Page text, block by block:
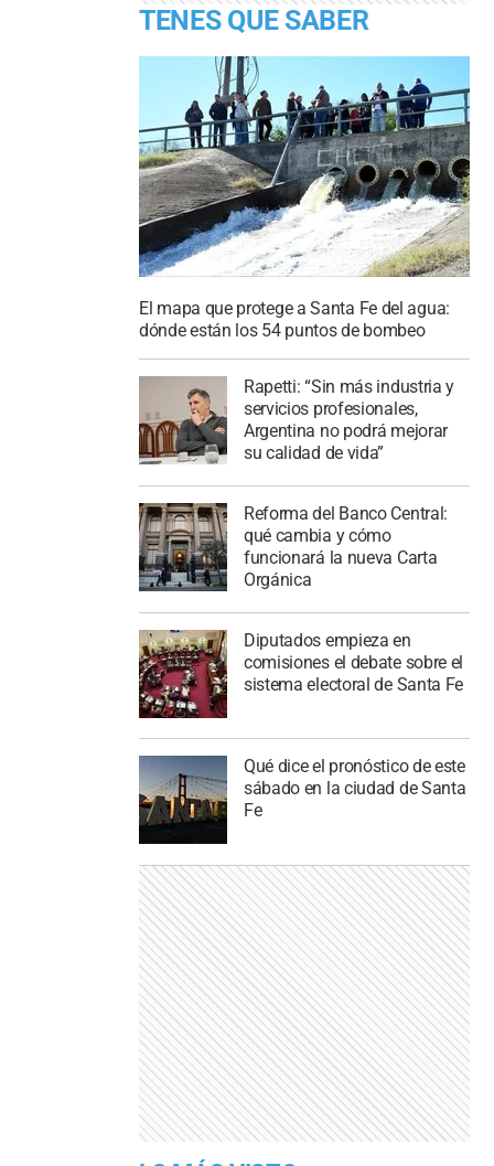
TENES QUE SABER
El mapa que protege a Santa Fe del agua:
dónde están los 54 puntos de bombeo
Rapetti: “Sin más industria y
servicios profesionales,
Argentina no podrá mejorar
su calidad de vida”
Reforma del Banco Central:
qué cambia y cómo
funcionará la nueva Carta
Orgánica
Diputados empieza en
comisiones el debate sobre el
sistema electoral de Santa Fe
Qué dice el pronóstico de este
sábado en la ciudad de Santa
Fe